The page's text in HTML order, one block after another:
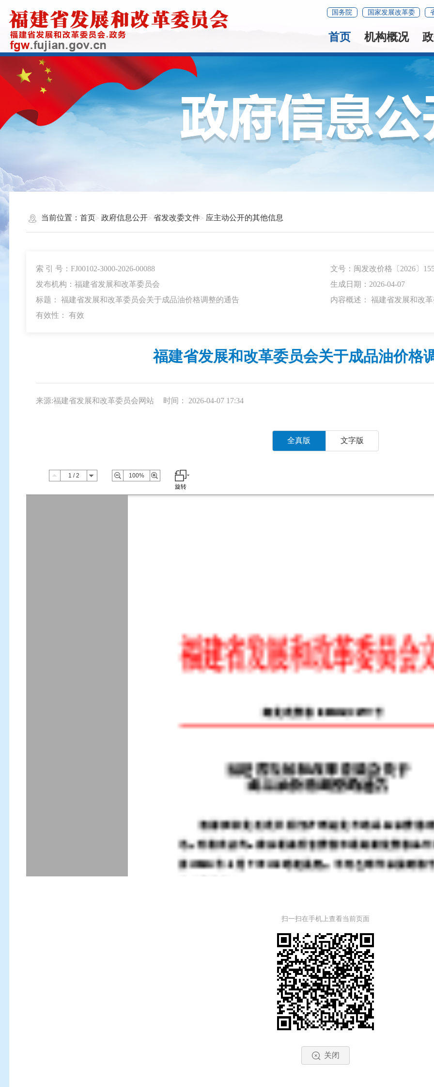
国务院 国家发展改革委
首页 机构概况
当前位置： 首页 政府信息公开 省发改委文件 应主动公开的其他信息
索 引 号：FJ00102-3000-2026-00088
文号：闽发改价格〔2026〕
发布机构：福建省发展和改革委员会
生成日期：2026-04-07
标题： 福建省发展和改革委员会关于成品油价格调整的通告
内容概述： 福建省发展和改
有效性： 有效
福建省发展和改革委员会关于成品油价格
来源:福建省发展和改革委员会网站 时间： 2026-04-07 17:34
全真版 文字版
扫一扫在手机上查看当前页面
关闭